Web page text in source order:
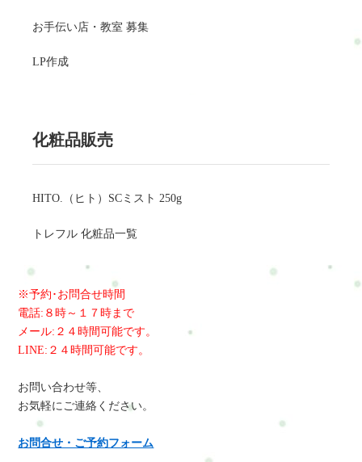
お手伝い店・教室 募集
LP作成
化粧品販売
HITO.（ヒト）SCミスト 250g
トレフル 化粧品一覧
※予約･お問合せ時間
電話:８時～１７時まで
メール:２４時間可能です。
LINE:２４時間可能です。
お問い合わせ等、
お気軽にご連絡ください。
お問合せ・ご予約フォーム